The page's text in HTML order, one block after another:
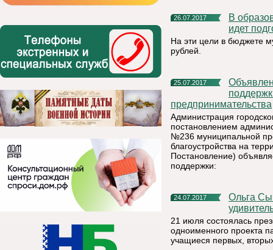
26.07.2017
В образовательных учреждениях Княжпогостского района
идет
На эти цели в бюджете
рублей.
25.07.2017
Объявление о приеме заявок на получение финансовой
предпринимательства
Администрация
постановлением
№236 муниципальной
благоустройства на
Постановление)
поддержки:
24.07.2017
Ольга Сычугова: «Новый дневник расскажет школьникам об
21 июля состоялась
одноименного проекта
учащиеся первых,